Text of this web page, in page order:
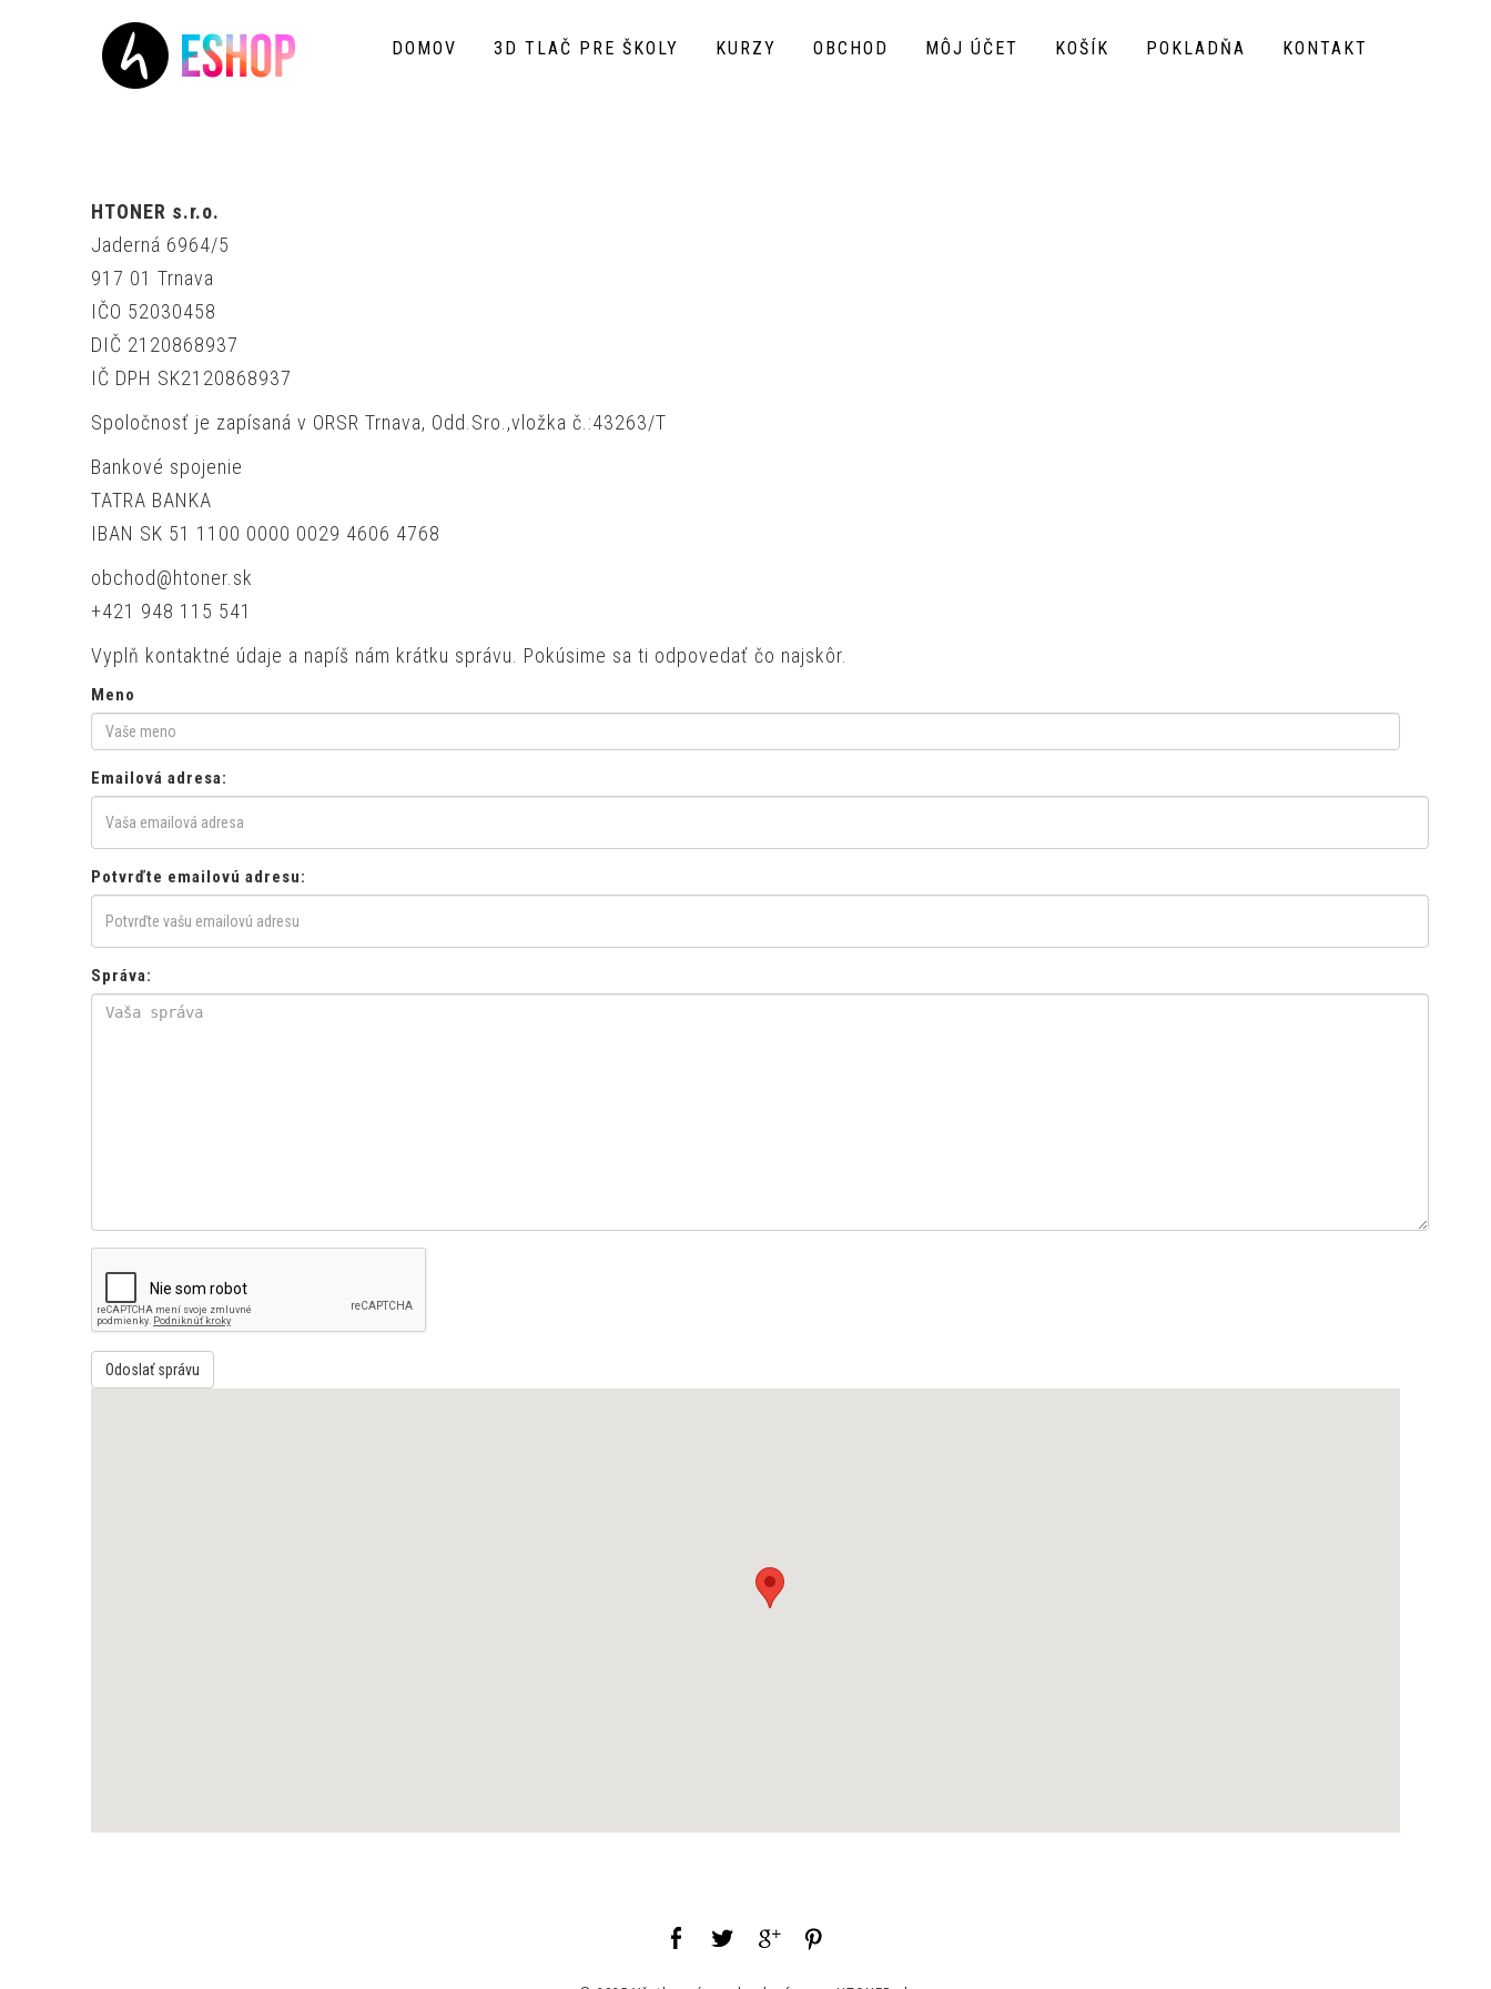
DOMOV 3D TLAČ PRE ŠKOLY KURZY OBCHOD MÔJ ÚČET KOŠÍK POKLADŇA KONTAKT
HTONER s.r.o.
Jaderná 6964/5
917 01 Trnava
IČO 52030458
DIČ 2120868937
IČ DPH SK2120868937
Spoločnosť je zapísaná v ORSR Trnava, Odd.Sro.,vložka č.:43263/T
Bankové spojenie
TATRA BANKA
IBAN SK 51 1100 0000 0029 4606 4768
obchod@htoner.sk
+421 948 115 541
Vyplň kontaktné údaje a napíš nám krátku správu. Pokúsime sa ti odpovedať čo najskôr.
Meno
Emailová adresa:
Potvrďte emailovú adresu:
Správa: